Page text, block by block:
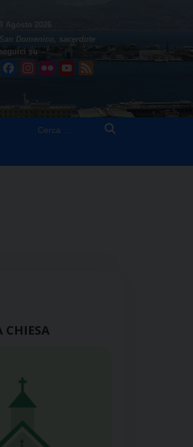
8 Agosto 2026
San Domenico, sacerdote
seguici su
FacebookInstagram
Flickr YouTube
CHIESA